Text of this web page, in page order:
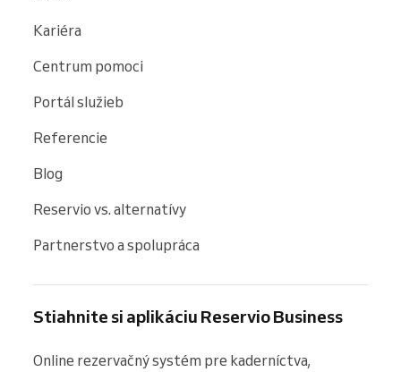
Kariéra
Centrum pomoci
Portál služieb
Referencie
Blog
Reservio vs. alternatívy
Partnerstvo a spolupráca
Stiahnite si aplikáciu Reservio Business
Online rezervačný systém pre kaderníctva,